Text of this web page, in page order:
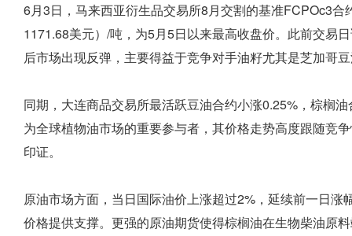
6月3日，马来西亚衍生品交易所8月交割的基准FCPOc3
1171.68美元）/吨，为5月5日以来最高收盘价。此前交易
后市场出现反弹，主要得益于竞争对手油籽尤其是芝加哥
同期，大连商品交易所最活跃豆油合约小涨0.25%，棕榈
为全球植物油市场的重要参与者，其价格走势高度跟随竞
印证。
原油市场方面，当日国际油价上涨超过2%，延续前一日
价格提供支撑。更强的原油期货使得棕榈油在生物柴油原